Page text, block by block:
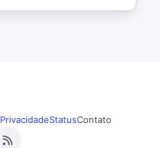
PrivacidadeStatusContato